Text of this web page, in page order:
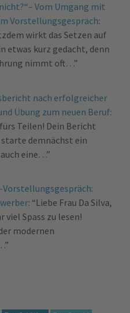
Vom Umgang mit
Vorstellungsgespräch:
wirkt das Setzen auf
etwas kurz gedacht, denn
nimmt oft… ”
nach erfolgreicher
Übung zum neuen Beruf:
Teilen! Dein Bericht
demnächst ein
eine… ”
: “Liebe Frau Da Silva,
Spass zu lesen!
modernen
”